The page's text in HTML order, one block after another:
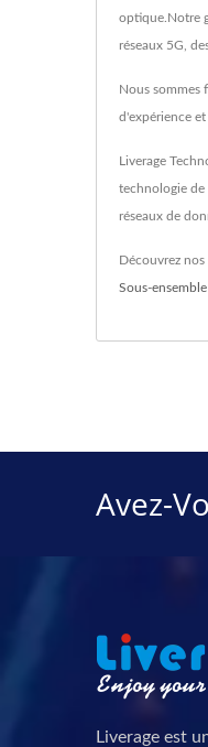
optique.Notre
réseaux 5G,
Nous sommes
d'expérience
Liverage
technologie de
réseaux de
Découvrez
Sous-
Avez-
Liverage est